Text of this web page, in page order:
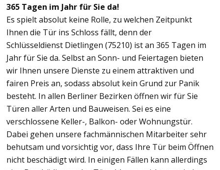
365 Tagen im Jahr für Sie da!
Es spielt absolut keine Rolle, zu welchen Zeitpunkt
Ihnen die Tür ins Schloss fällt, denn der
Schlüsseldienst Dietlingen (75210) ist an 365 Tagen im
Jahr für Sie da. Selbst an Sonn- und Feiertagen bieten
wir Ihnen unsere Dienste zu einem attraktiven und
fairen Preis an, sodass absolut kein Grund zur Panik
besteht. In allen Berliner Bezirken öffnen wir für Sie
Türen aller Arten und Bauweisen. Sei es eine
verschlossene Keller-, Balkon- oder Wohnungstür.
Dabei gehen unsere fachmännischen Mitarbeiter sehr
behutsam und vorsichtig vor, dass Ihre Tür beim Öffnen
nicht beschädigt wird. In einigen Fällen kann allerdings